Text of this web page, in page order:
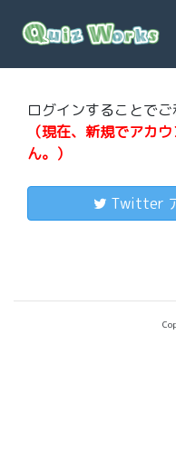
ログインすることでご
（現在、新規でアカ
ん。）
Twitter